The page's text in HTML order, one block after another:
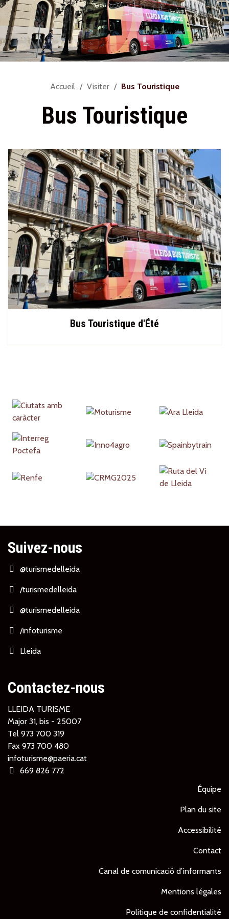
Vous
ici :
Accueil Visiter Bus Touristique
Bus Touristique
Bus Touristique d'Été
Partners
Suivez-nous
@turismedelleida
/turismedelleida
@turismedelleida
/infoturisme
Lleida
Contactez-nous
LLEIDA TURISME
Major 31, bis - 25007
Tel 973 700 319
Fax 973 700 480
infoturisme@paeria.cat
669 826 772
Équipe
Plan du site
Accessibilité
Contact
Canal de comunicació d’informants
Mentions légales
Politique de confidentialité